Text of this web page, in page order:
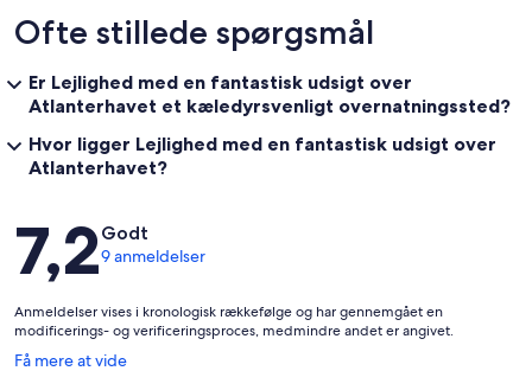
Ofte stillede spørgsmål
Er Lejlighed med en fantastisk udsigt over
Atlanterhavet et kæledyrsvenligt overnatningssted?
Hvor ligger Lejlighed med en fantastisk udsigt over
Atlanterhavet?
Anmeldelser
7,2Godt
9 anmeldelser
Anmeldelser vises i kronologisk rækkefølge og har gennemgået en
modificerings- og verificeringsproces, medmindre andet er angivet.
Få mere at vide
Åbner